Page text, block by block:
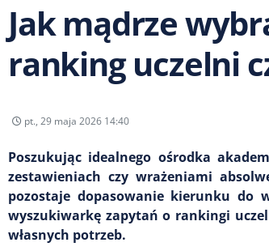
Jak mądrze
ranking uczelni
pt., 29 maja 2026 14:40
Poszukując idealnego ośrodka
zestawieniach czy wrażeniami
pozostaje dopasowanie kierunku do
wyszukiwarkę zapytań o rankingi
własnych potrzeb.